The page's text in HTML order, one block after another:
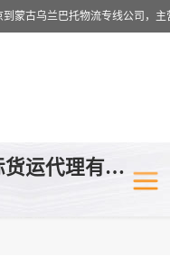
北京跃瑞航星国际货运代理有限公司
乌兰巴托铁